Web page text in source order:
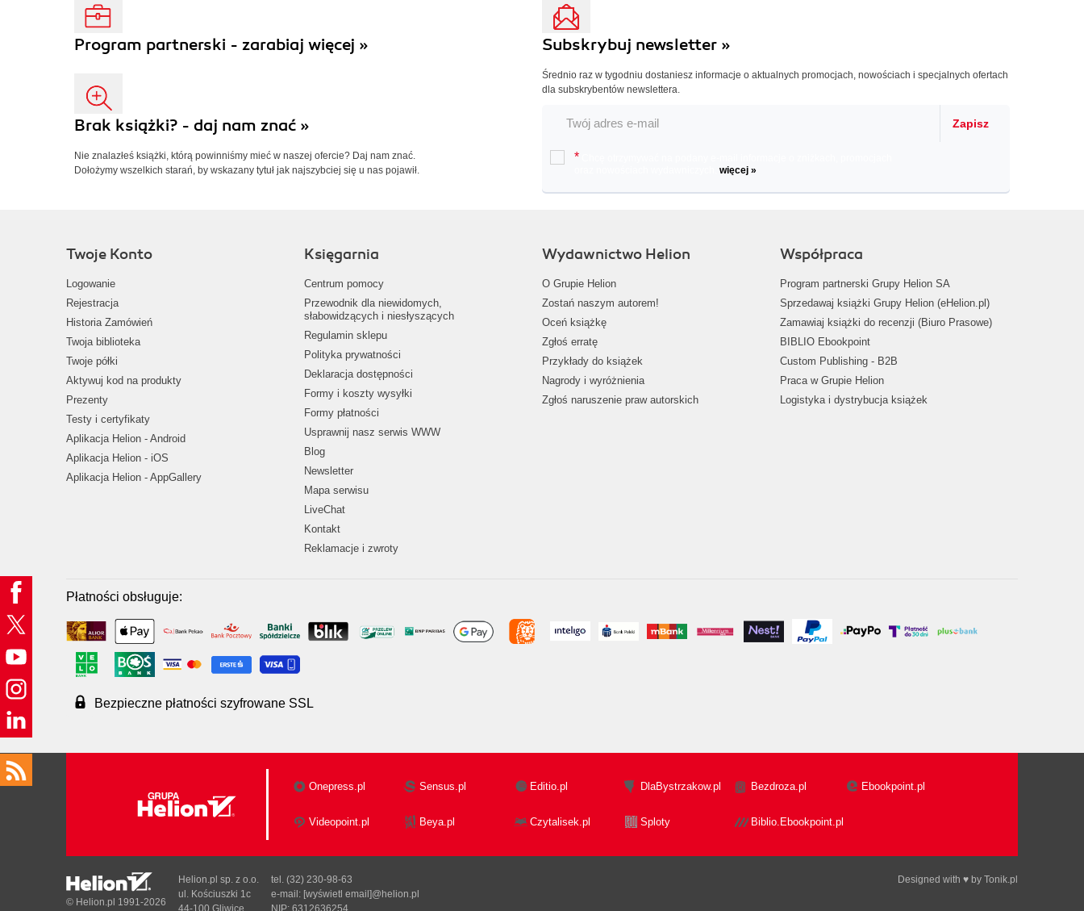
Program partnerski - zarabiaj więcej »
Brak książki? - daj nam znać »
Nie znalazłeś książki, którą powinniśmy mieć w naszej ofercie? Daj nam znać.
Dołożymy wszelkich starań, by wskazany tytuł jak najszybciej się u nas pojawił.
Subskrybuj newsletter »
Średnio raz w tygodniu dostaniesz informacje o aktualnych promocjach, nowościach i specjalnych ofertach
dla subskrybentów newslettera.
Zapisz
*
więcej »
Twoje Konto
Logowanie
Rejestracja
Historia Zamówień
Twoja biblioteka
Twoje półki
Aktywuj kod na produkty
Prezenty
Testy i certyfikaty
Aplikacja Helion - Android
Aplikacja Helion - iOS
Aplikacja Helion - AppGallery
Księgarnia
Centrum pomocy
Przewodnik dla niewidomych,
słabowidzących i niesłyszących
Regulamin sklepu
Polityka prywatności
Deklaracja dostępności
Formy i koszty wysyłki
Formy płatności
Usprawnij nasz serwis WWW
Blog
Newsletter
Mapa serwisu
LiveChat
Kontakt
Reklamacje i zwroty
Wydawnictwo Helion
O Grupie Helion
Zostań naszym autorem!
Oceń książkę
Zgłoś erratę
Przykłady do książek
Nagrody i wyróżnienia
Zgłoś naruszenie praw autorskich
Współpraca
Program partnerski Grupy Helion SA
Sprzedawaj książki Grupy Helion (eHelion.pl)
Zamawiaj książki do recenzji (Biuro Prasowe)
BIBLIO Ebookpoint
Custom Publishing - B2B
Praca w Grupie Helion
Logistyka i dystrybucja książek
Płatności obsługuje:
Bezpieczne płatności szyfrowane SSL
Onepress.pl Sensus.pl Editio.pl DlaBystrzakow.pl Bezdroza.pl Ebookpoint.pl
Videopoint.pl Beya.pl Czytalisek.pl Sploty Biblio.Ebookpoint.pl
Designed with ♥ by Tonik.pl
© Helion.pl 1991-2026
Helion.pl sp. z o.o.
ul. Kościuszki 1c
44-100 Gliwice
tel. (32) 230-98-63
e-mail: [wyświetl email]@helion.pl
NIP: 6312636254